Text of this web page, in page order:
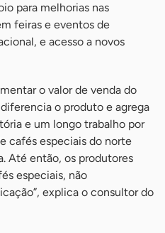
para melhorias nas
feiras e eventos de
e acesso a novos
o valor de venda do
o produto e agrega
e um longo trabalho por
cafés especiais do norte
Até então, os produtores
especiais, não
explica o consultor do